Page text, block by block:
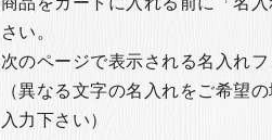
さい。
次のページで表示される名入れ
（異なる文字の名入れをご希望
入力下さい）